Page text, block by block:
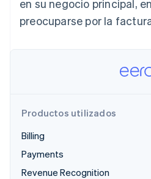
acelerado
Financial
Connections
Datos de ctas.
vinculadas
Ver lo que viene
Radar
Prevención de fraude
Atlas
Constitución de una startup
Seguros
Medios de
fines de lucro
Servicios
Minorista
Integraciones
aplicaciones
Estado de la
Contacta con
Conviértete
en su negocio principal,
preocuparse por la
Productos utilizados
Billing
Payments
Revenue Recognition